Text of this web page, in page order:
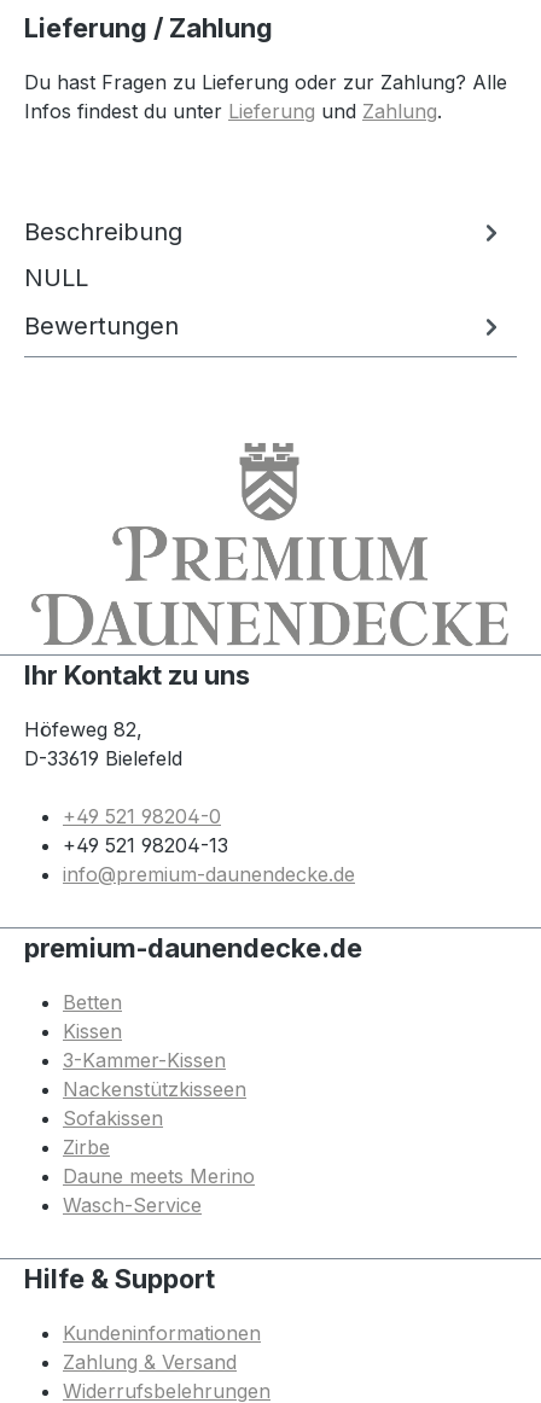
Lieferung / Zahlung
Du hast Fragen zu Lieferung oder zur Zahlung? Alle
Infos findest du unter Lieferung und Zahlung.
Beschreibung
NULL
Bewertungen
Ihr Kontakt zu uns
Höfeweg 82,
D-33619 Bielefeld
+49 521 98204-0
+49 521 98204-13
info@premium-daunendecke.de
premium-daunendecke.de
Betten
Kissen
3-Kammer-Kissen
Nackenstützkisseen
Sofakissen
Zirbe
Daune meets Merino
Wasch-Service
Hilfe & Support
Kundeninformationen
Zahlung & Versand
Widerrufsbelehrungen